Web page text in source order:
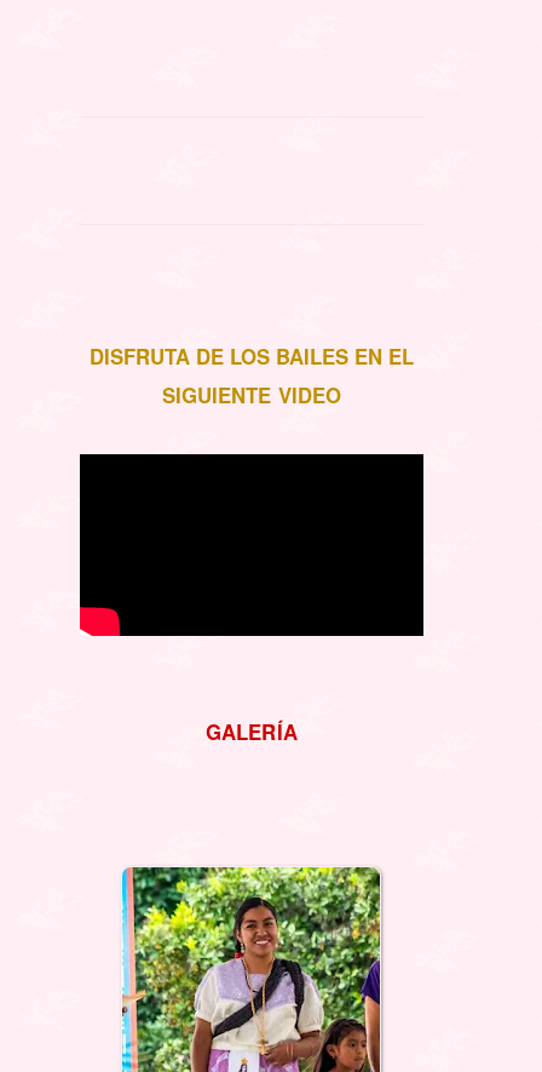
DISFRUTA DE LOS BAILES EN EL
SIGUIENTE VIDEO
GALERÍA